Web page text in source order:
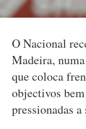
O Nacional
Madeira,
que coloca
objectivos
pressionadas